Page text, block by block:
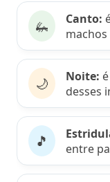
🦗 Canto:
🌙 Noite:
desses
🎵
entre